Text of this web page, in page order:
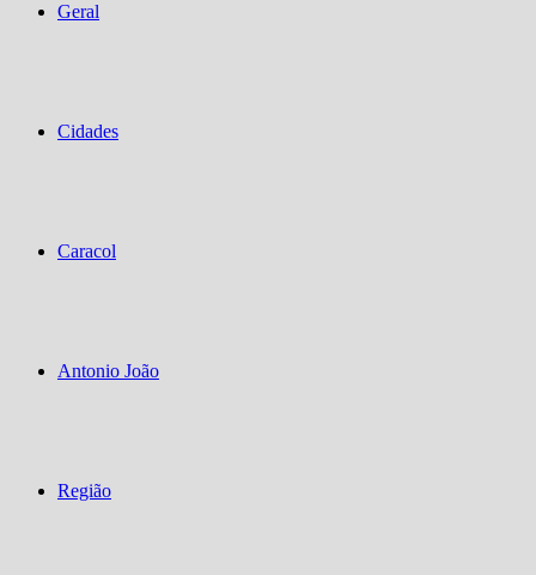
Geral
Cidades
Caracol
Antonio João
Região